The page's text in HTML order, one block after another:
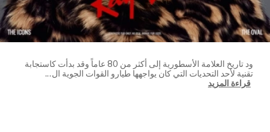
ود تاريخ العلامة الأسطورية إلى أكثر من 80 عاماً وقد بدأت كاستجابة
تقنية لأحد التحديات التي كان يواجهها طيارو القوات الجوية ال...
قراءة المزيد